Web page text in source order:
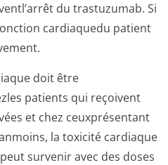
du trastuzumab. Si
cardiaquedu patient
doit être
patients qui reçoivent
et chez ceuxprésentant
la toxicité cardiaque
survenir avec des doses